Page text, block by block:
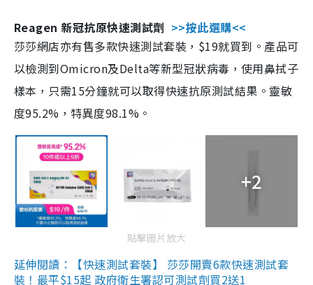
Reagen 新冠抗原快速測試劑 >>按此選購<<
莎莎網店亦有售多款快速測試套裝，$19就買到。產品可
以檢測到Omicron及Delta等新型冠狀病毒，使用鼻拭子
樣本，只需15分鐘就可以取得快速抗原測試結果。靈敏
度95.2%，特異度98.1%。
+2
點擊圖片放大
延伸閱讀：【快速測試套裝】 莎莎開賣6款快速測試套
裝！最平$15起 政府衛生署認可測試劑買2送1